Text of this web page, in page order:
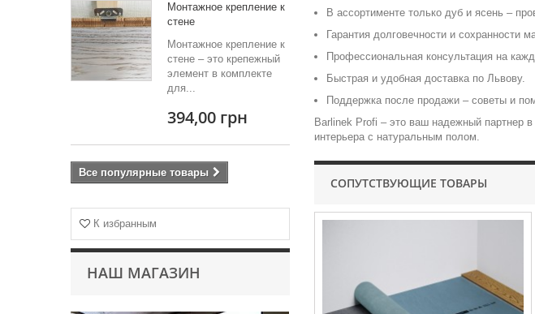
Монтажное крепление к
стене
Монтажное крепление к
стене – это крепежный
элемент в комплекте
для...
394,00 грн
Все популярные товары
К избранным
НАШ МАГАЗИН
В ассортименте только дуб и ясень –
Гарантия долговечности и сохранности
Профессиональная консультация на
Быстрая и удобная доставка по Львову.
Поддержка после продажи – советы и
Barlinek Profi – это ваш надежный партнер
интерьера с натуральным полом.
СОПУТСТВУЮЩИЕ ТОВАРЫ